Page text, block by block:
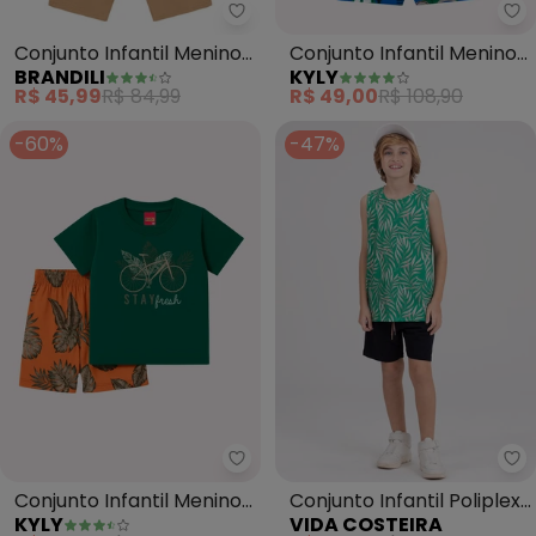
Brandili - Conjunto Infantil
Conjunto Infantil Menino
de Surf (Verde)
BRANDILI
R$ 45,99R$ 84,99
Conjunto Infantil Menino
Retroescavadeira
(Verde)
KYLY
R$ 49,00R$ 108,90
-60%
Kyly - Conjunto Infantil Menino
Conjunto Infantil Menino
Bicicleta (Verde)
KYLY
-47%
Conjunto Infantil Poliplex
Folhas (Verde)
VIDA COSTEIRA